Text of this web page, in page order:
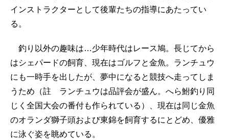
インストラクターとして後輩たちの指導にあたってい
る。
釣り以外の趣味は…少年時代はレース鳩。長じてから
はシェパードの飼育、現在はゴルフと金魚。ランチュウ
にも一時手を出したが、夢中になると競技へ走ってしま
うため（註 ランチュウは品評会が盛ん。へら鮒釣り同
じく全国大会の番付も作られている）、現在は同じ金魚
のオランダ獅子頭および東錦を飼育するにとどめ、優雅
に泳ぐ姿を眺めている。